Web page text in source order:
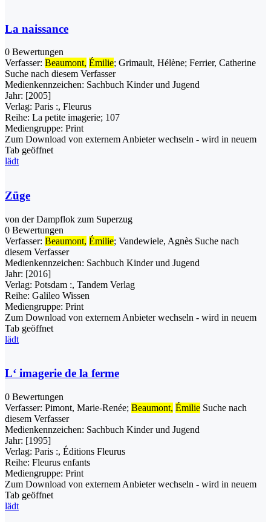
La naissance
0 Bewertungen
Verfasser: Beaumont, Émilie; Grimault, Hélène; Ferrier, Catherine
Suche nach diesem Verfasser
Medienkennzeichen: Sachbuch Kinder und Jugend
Jahr: [2005]
Verlag: Paris :, Fleurus
Reihe: La petite imagerie; 107
Mediengruppe: Print
Zum Download von externem Anbieter wechseln - wird in neuem
Tab geöffnet
lädt
Züge
von der Dampflok zum Superzug
0 Bewertungen
Verfasser: Beaumont, Émilie; Vandewiele, Agnès Suche nach
diesem Verfasser
Medienkennzeichen: Sachbuch Kinder und Jugend
Jahr: [2016]
Verlag: Potsdam :, Tandem Verlag
Reihe: Galileo Wissen
Mediengruppe: Print
Zum Download von externem Anbieter wechseln - wird in neuem
Tab geöffnet
lädt
L‘ imagerie de la ferme
0 Bewertungen
Verfasser: Pimont, Marie-Renée; Beaumont, Émilie Suche nach
diesem Verfasser
Medienkennzeichen: Sachbuch Kinder und Jugend
Jahr: [1995]
Verlag: Paris :, Éditions Fleurus
Reihe: Fleurus enfants
Mediengruppe: Print
Zum Download von externem Anbieter wechseln - wird in neuem
Tab geöffnet
lädt